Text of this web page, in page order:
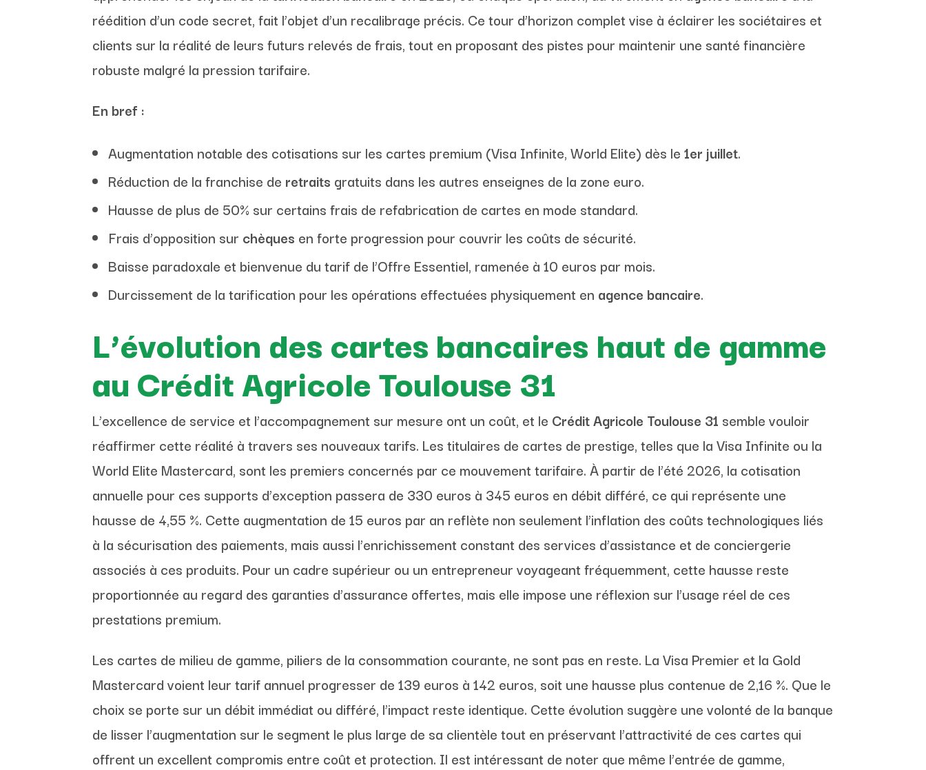
réédition d’un code secret, fait l’objet d’un recalibrage précis. Ce tour d’horizon complet vise à éclairer les sociétaires et
clients sur la réalité de leurs futurs relevés de frais, tout en proposant des pistes pour maintenir une santé financière
robuste malgré la pression tarifaire.
En bref :
Augmentation notable des cotisations sur les cartes premium (Visa Infinite, World Elite) dès le1er juillet.
Réduction de la franchise de retraits gratuits dans les autres enseignes de la zone euro.
Hausse de plus de 50% sur certains frais de refabrication de cartes en mode standard.
Frais d’opposition sur chèques en forte progression pour couvrir les coûts de sécurité.
Baisse paradoxale et bienvenue du tarif de l’Offre Essentiel, ramenée à 10 euros par mois.
Durcissement de la tarification pour les opérations effectuées physiquement en agence bancaire.
L’évolution des cartes bancaires haut de gamme
au Crédit Agricole Toulouse 31
L’excellence de service et l’accompagnement sur mesure ont un coût, et le Crédit Agricole Toulouse 31 semble vouloir
réaffirmer cette réalité à travers ses nouveaux tarifs. Les titulaires de cartes de prestige, telles que la Visa Infinite ou la
World Elite Mastercard, sont les premiers concernés par ce mouvement tarifaire. À partir de l’été 2026, la cotisation
annuelle pour ces supports d’exception passera de 330 euros à 345 euros en débit différé, ce qui représente une
hausse de 4,55 %. Cette augmentation de 15 euros par an reflète non seulement l’inflation des coûts technologiques liés
à la sécurisation des paiements, mais aussi l’enrichissement constant des services d’assistance et de conciergerie
associés à ces produits. Pour un cadre supérieur ou un entrepreneur voyageant fréquemment, cette hausse reste
proportionnée au regard des garanties d’assurance offertes, mais elle impose une réflexion sur l’usage réel de ces
prestations premium.
Les cartes de milieu de gamme, piliers de la consommation courante, ne sont pas en reste. La Visa Premier et la Gold
Mastercard voient leur tarif annuel progresser de 139 euros à 142 euros, soit une hausse plus contenue de 2,16 %. Que le
choix se porte sur un débit immédiat ou différé, l’impact reste identique. Cette évolution suggère une volonté de la banque
de lisser l’augmentation sur le segment le plus large de sa clientèle tout en préservant l’attractivité de ces cartes qui
offrent un excellent compromis entre coût et protection. Il est intéressant de noter que même l’entrée de gamme,